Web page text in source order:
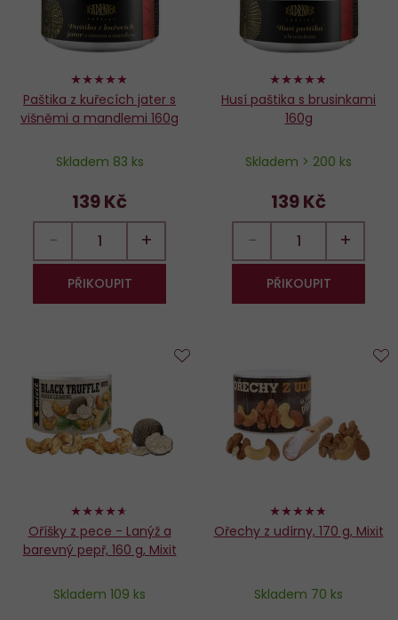
96%
Paštika z kuřecích jater s
višněmi a mandlemi 160g
Skladem 83 ks
139 Kč
− +
PŘIKOUPIT
98%
Husí paštika s brusinkami
160g
Skladem > 200 ks
139 Kč
− +
PŘIKOUPIT
92%
Oříšky z pece - Lanýž a
barevný pepř, 160 g, Mixit
Skladem 109 ks
oblíbených
94%
Ořechy z udírny, 170 g, Mixit
Skladem 70 ks